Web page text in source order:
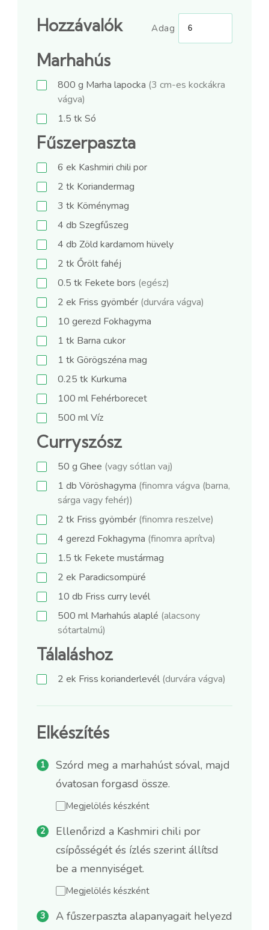
Hozzávalók Adag
Marhahús
800 g Marha lapocka (3 cm-es kockákra
vágva)
1.5 tk Só
Fűszerpaszta
6 ek Kashmiri chili por
2 tk Koriandermag
3 tk Köménymag
4 db Szegfűszeg
4 db Zöld kardamom hüvely
2 tk Őrölt fahéj
0.5 tk Fekete bors (egész)
2 ek Friss gyömbér (durvára vágva)
10 gerezd Fokhagyma
1 tk Barna cukor
1 tk Görögszéna mag
0.25 tk Kurkuma
100 ml Fehérborecet
500 mlVíz
Curryszósz
50 g Ghee (vagy sótlan vaj)
1 db Vöröshagyma (finomra vágva (barna,
sárga vagy fehér))
2 tk Friss gyömbér (finomra reszelve)
4 gerezd Fokhagyma (finomra aprítva)
1.5 tk Fekete mustármag
2 ek Paradicsompüré
10 db Friss curry levél
500 ml Marhahús alaplé (alacsony
sótartalmú)
Tálaláshoz
2 ek Friss korianderlevél (durvára vágva)
Elkészítés
Szórd meg a marhahúst sóval, majd
óvatosan forgasd össze.
Megjelölés készként
Ellenőrizd a Kashmiri chili por
csípősségét és ízlés szerint állítsd
be a mennyiséget.
Megjelölés készként
A fűszerpaszta alapanyagait helyezd